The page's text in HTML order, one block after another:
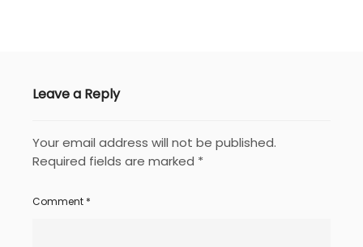
Leave a Reply
Your email address will not be published.
Required fields are marked *
Comment *